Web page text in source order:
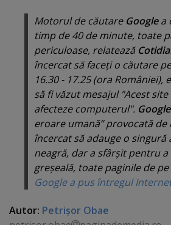
Motorul de căutare Googlea
timp de 40 de minute, toate
periculoase, relatează
încercat să faceţi o căutare
16.30 - 17.25 (ora
să fi văzut mesajul "Acest
afecteze computerul". Google
eroare umană” provocată
încercat să adauge o singură
neagră, dar a sfârşit pentru a
greşeală, toate paginile de
Google a pus întregul
Autor: Petrişor Obae